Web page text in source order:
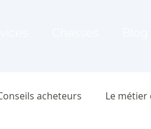
acheteurs Le métier